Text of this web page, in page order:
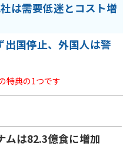
は需要低迷とコスト増
国停止、外国人は警
特典の1つです
ムは82.3億食に増加